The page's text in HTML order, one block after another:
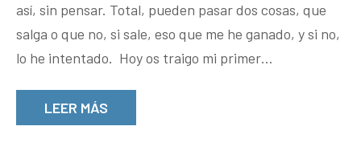
así, sin pensar. Total, pueden pasar dos cosas, que
salga o que no, si sale, eso que me he ganado, y si no,
lo he intentado. Hoy os traigo mi primer…
LEER MÁS